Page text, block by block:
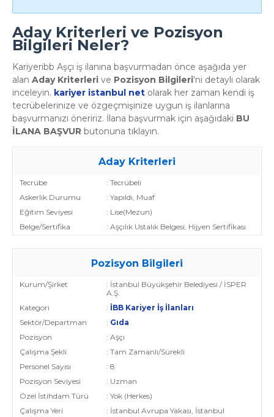
Aday Kriterleri ve Pozisyon
Bilgileri Neler?
Kariyeribb Aşçı iş ilanına başvurmadan önce aşağıda yer
alan Aday Kriterleri ve Pozisyon Bilgileri'ni detaylı olarak
inceleyin. kariyer istanbul net olarak her zaman kendi iş
tecrübelerinize ve özgeçmişinize uygun iş ilanlarına
başvurmanızı öneririz. İlana başvurmak için aşağıdaki BU
İLANA BAŞVUR butonuna tıklayın.
Aday Kriterleri
Tecrübe
: Tecrübeli
Askerlik Durumu
: Yapıldı, Muaf
Eğitim Seviyesi
: Lise(Mezun)
Belge/Sertifika
: Aşçılık Ustalık Belgesi, Hijyen Sertifikası
Pozisyon Bilgileri
Kurum/Şirket
: İstanbul Büyükşehir Belediyesi / İSPER
A.Ş.
Kategori
: İBB Kariyer İş İlanları
Sektör/Departman
: Gıda
Pozisyon
: Aşçı
Çalışma Şekli
: Tam Zamanlı/Sürekli
Personel Sayısı
: 8
Pozisyon Seviyesi
: Uzman
Özel İstihdam Türü
: Yok (Herkes)
Çalışma Yeri
: İstanbul Avrupa Yakası, İstanbul